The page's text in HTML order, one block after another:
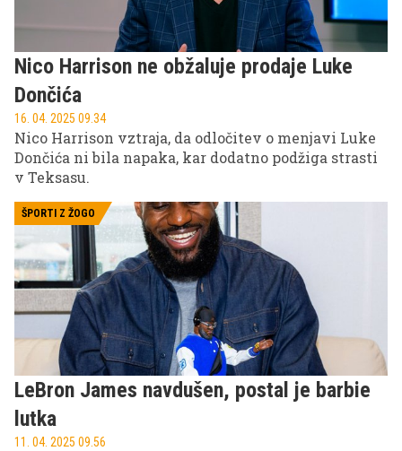
Nico Harrison ne obžaluje prodaje Luke
Dončića
16. 04. 2025 09.34
Nico Harrison vztraja, da odločitev o menjavi Luke
Dončića ni bila napaka, kar dodatno podžiga strasti
v Teksasu.
ŠPORTI Z ŽOGO
LeBron James navdušen, postal je barbie
lutka
11. 04. 2025 09.56